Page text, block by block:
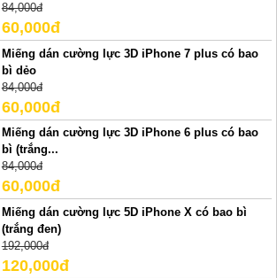
84,000đ
60,000đ
Miếng dán cường lực 3D iPhone 7 plus có bao
bì dẻo
84,000đ
60,000đ
Miếng dán cường lực 3D iPhone 6 plus có bao
bì (trắng...
84,000đ
60,000đ
Miếng dán cường lực 5D iPhone X có bao bì
(trắng đen)
192,000đ
120,000đ